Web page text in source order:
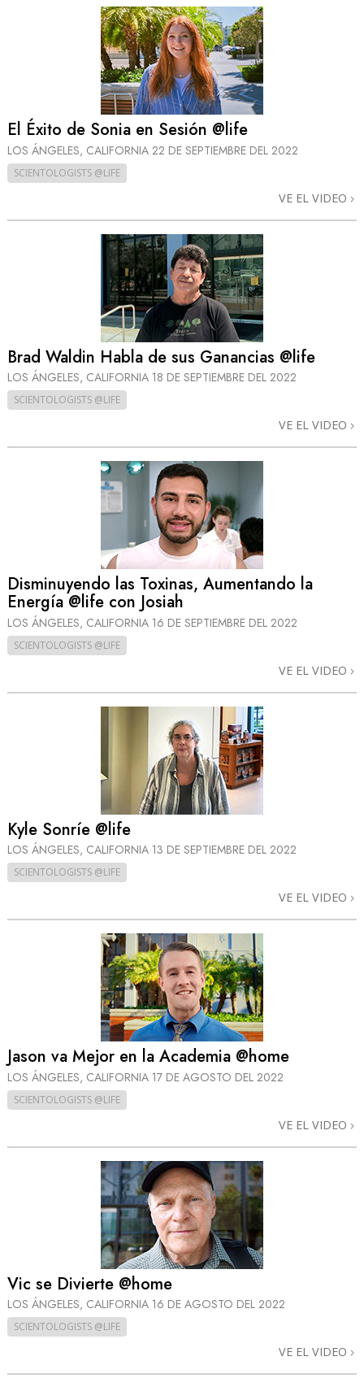
El Éxito de Sonia en Sesión @life
LOS ÁNGELES, CALIFORNIA 22 DE SEPTIEMBRE DEL 2022
SCIENTOLOGISTS @LIFE
VE EL VIDEO
Brad Waldin Habla de sus Ganancias @life
LOS ÁNGELES, CALIFORNIA 18 DE SEPTIEMBRE DEL 2022
SCIENTOLOGISTS @LIFE
VE EL VIDEO
Disminuyendo las Toxinas, Aumentando la
Energía @life con Josiah
LOS ÁNGELES, CALIFORNIA 16 DE SEPTIEMBRE DEL 2022
SCIENTOLOGISTS @LIFE
VE EL VIDEO
Kyle Sonríe @life
LOS ÁNGELES, CALIFORNIA 13 DE SEPTIEMBRE DEL 2022
SCIENTOLOGISTS @LIFE
VE EL VIDEO
Jason va Mejor en la Academia @home
LOS ÁNGELES, CALIFORNIA 17 DE AGOSTO DEL 2022
SCIENTOLOGISTS @LIFE
VE EL VIDEO
Vic se Divierte @home
LOS ÁNGELES, CALIFORNIA 16 DE AGOSTO DEL 2022
SCIENTOLOGISTS @LIFE
VE EL VIDEO